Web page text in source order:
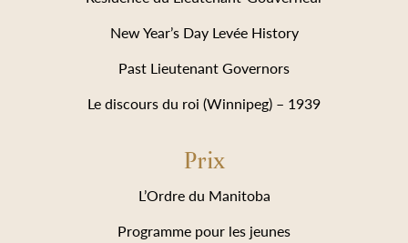
New Year’s Day Levée History
Past Lieutenant Governors
Le discours du roi (Winnipeg) – 1939
Prix
L’Ordre du Manitoba
Programme pour les jeunes